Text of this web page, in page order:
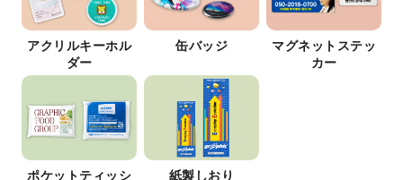
アクリルキーホル
ダー
缶バッジ
マグネットステッ
カー
ポケットティッシ
紙製しおり